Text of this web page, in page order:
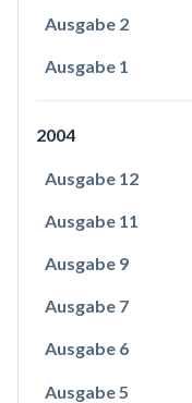
Ausgabe 2
Ausgabe 1
2004
Ausgabe 12
Ausgabe 11
Ausgabe 9
Ausgabe 7
Ausgabe 6
Ausgabe 5